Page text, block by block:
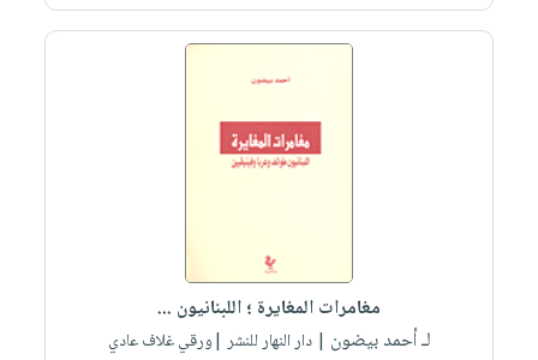
مغامرات المغايرة ؛ اللبنانيون ...
لـ أحمد بيضون | دار النهار للنشر |ورقي غلاف عادي